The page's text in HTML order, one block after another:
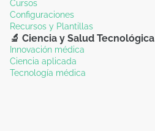
Cursos
Configuraciones
Recursos y Plantillas
🔬 Ciencia y Salud Tecnológica
Innovación médica
Ciencia aplicada
Tecnología médica